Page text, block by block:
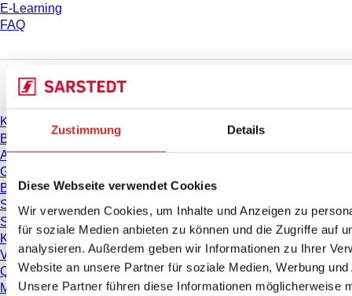
Zustimmung Details
Diese Webseite verwendet Cookies
Wir verwenden Cookies, um Inhalte und Anzeigen zu
für soziale Medien anbieten zu können und die Zugriffe auf
analysieren. Außerdem geben wir Informationen zu Ihrer
Website an unsere Partner für soziale Medien, Werbung
Unsere Partner führen diese Informationen möglicherweise
E-Learning
FAQ
Download
Katalog
Broschüren
Anwenderinformationen
Gebrauchshinweise
Bedienungsanleitungen
Studien
Sicherheitsdatenblätter
Konformitätserklärungen
Videos
Qualitätsmanagement
Materialeigenschaften